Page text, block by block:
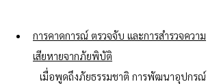
การคาดการณ์ ตรวจจับ และการสำรวจความ
เสียหายจากภัยพิบัติ
เมื่อพูดถึงภัยธรรมชาติ การพัฒนาอุปกรณ์